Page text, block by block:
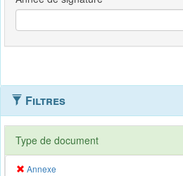
Filtres
Type de document
Annexe